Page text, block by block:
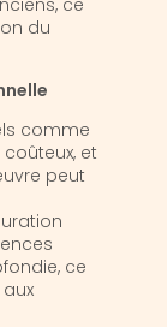
ce
du
comme
et
peut
ce